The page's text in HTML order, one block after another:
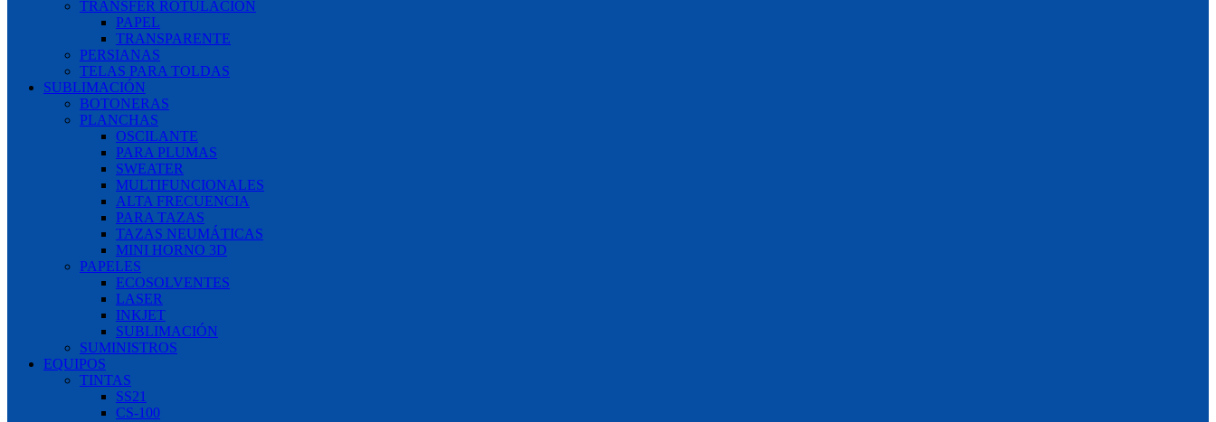
TRANSFER ROTULACIÓN
PAPEL
TRANSPARENTE
PERSIANAS
TELAS PARA TOLDAS
SUBLIMACIÓN
BOTONERAS
PLANCHAS
OSCILANTE
PARA PLUMAS
SWEATER
MULTIFUNCIONALES
ALTA FRECUENCIA
PARA TAZAS
TAZAS NEUMÁTICAS
MINI HORNO 3D
PAPELES
ECOSOLVENTES
LASER
INKJET
SUBLIMACIÓN
SUMINISTROS
EQUIPOS
TINTAS
SS21
CS-100